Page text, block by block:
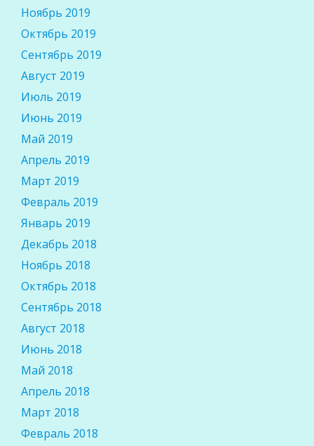
Ноябрь 2019
Октябрь 2019
Сентябрь 2019
Август 2019
Июль 2019
Июнь 2019
Май 2019
Апрель 2019
Март 2019
Февраль 2019
Январь 2019
Декабрь 2018
Ноябрь 2018
Октябрь 2018
Сентябрь 2018
Август 2018
Июнь 2018
Май 2018
Апрель 2018
Март 2018
Февраль 2018